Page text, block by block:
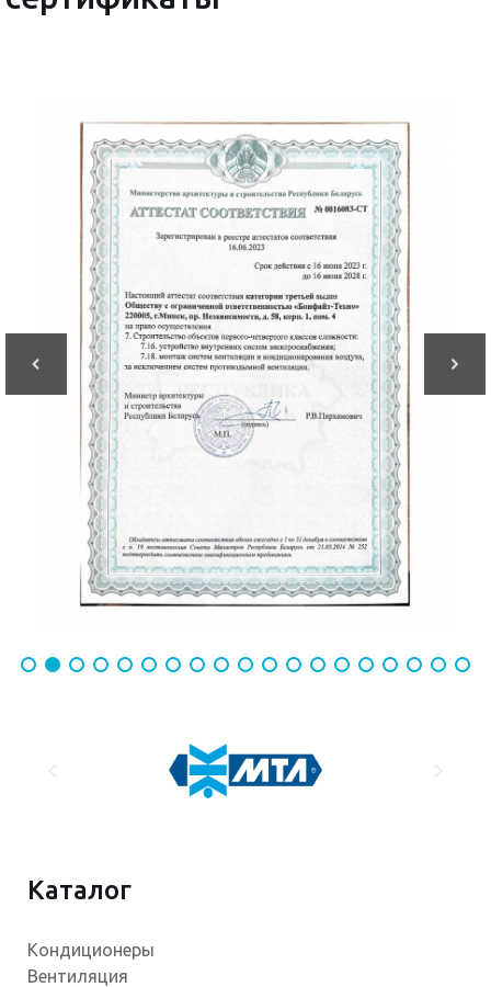
Каталог
Кондиционеры
Вентиляция